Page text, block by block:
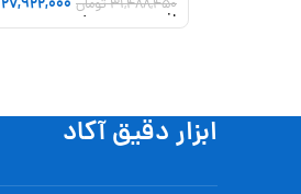
31,488,450تومان
افزودن به سبد خرید
ابزار دقیق آکاد